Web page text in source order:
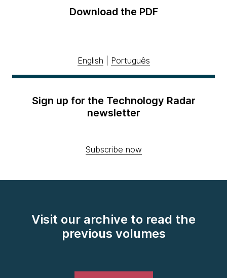
Download the PDF
English Português
Sign up for the Technology Radar
newsletter
Subscribe now
Visit our archive to read the
previous volumes